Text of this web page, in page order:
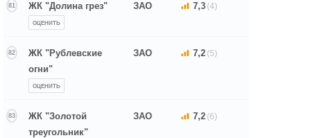
81 ЖК "Долина грез"
ОЦЕНИТЬ
ЗАО 7,3 (4)
82
ЖК "Рублевские
огни"
ОЦЕНИТЬ
ЗАО 7,2 (5)
83
ЖК "Золотой
треугольник"
ЗАО 7,2 (6)